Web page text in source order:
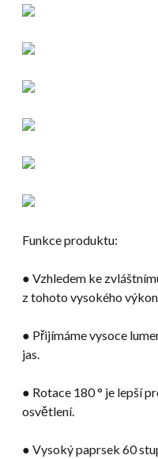
Funkce produktu:
● Vzhledem ke
z tohoto vysokého
● Přijímáme vysoce
jas.
● Rotace 180 ° je lepší
osvětlení.
● Vysoký paprsek 60